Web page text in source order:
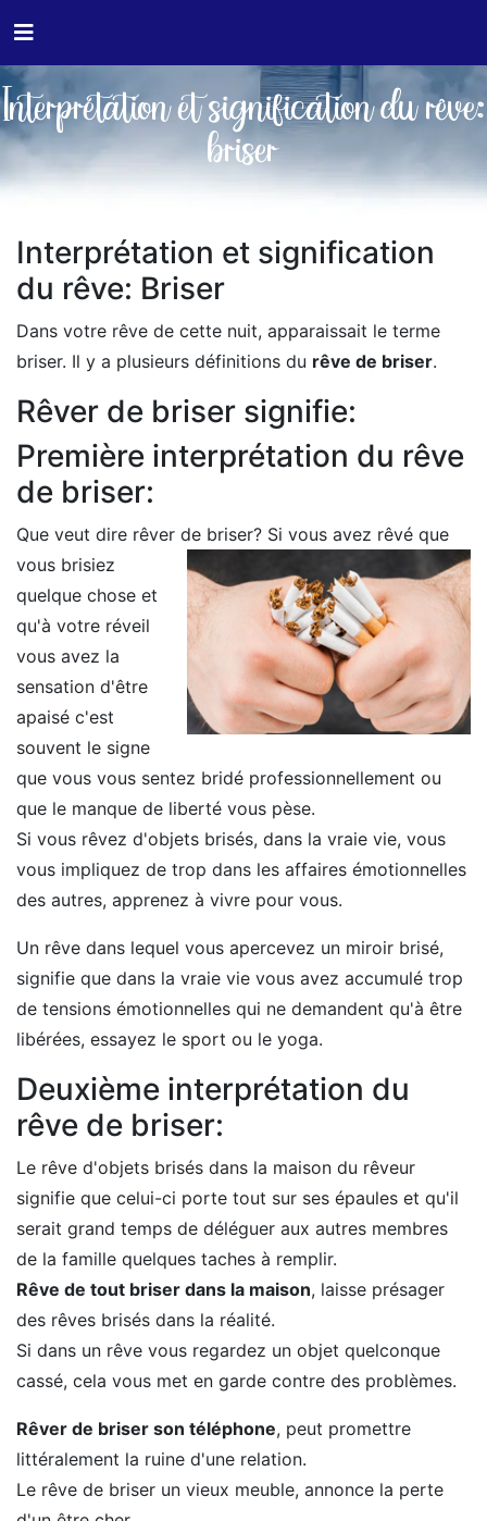
Interprétation et signification du rêve:
briser
Interprétation et signification
du rêve: Briser
Dans votre rêve de cette nuit, apparaissait le terme
briser. Il y a plusieurs définitions du rêve de briser.
Rêver de briser signifie:
Première interprétation du rêve
de briser:
Que veut dire rêver de briser? Si vous avez rêvé que
vous brisiez
quelque chose et
qu'à votre réveil
vous avez la
sensation d'être
apaisé c'est
souvent le signe
que vous vous sentez bridé professionnellement ou
que le manque de liberté vous pèse.
Si vous rêvez d'objets brisés, dans la vraie vie, vous
vous impliquez de trop dans les affaires émotionnelles
des autres, apprenez à vivre pour vous.
Un rêve dans lequel vous apercevez un miroir brisé,
signifie que dans la vraie vie vous avez accumulé trop
de tensions émotionnelles qui ne demandent qu'à être
libérées, essayez le sport ou le yoga.
Deuxième interprétation du
rêve de briser:
Le rêve d'objets brisés dans la maison du rêveur
signifie que celui-ci porte tout sur ses épaules et qu'il
serait grand temps de déléguer aux autres membres
de la famille quelques taches à remplir.
Rêve de tout briser dans la maison, laisse présager
des rêves brisés dans la réalité.
Si dans un rêve vous regardez un objet quelconque
cassé, cela vous met en garde contre des problèmes.
Rêver de briser son téléphone, peut promettre
littéralement la ruine d'une relation.
Le rêve de briser un vieux meuble, annonce la perte